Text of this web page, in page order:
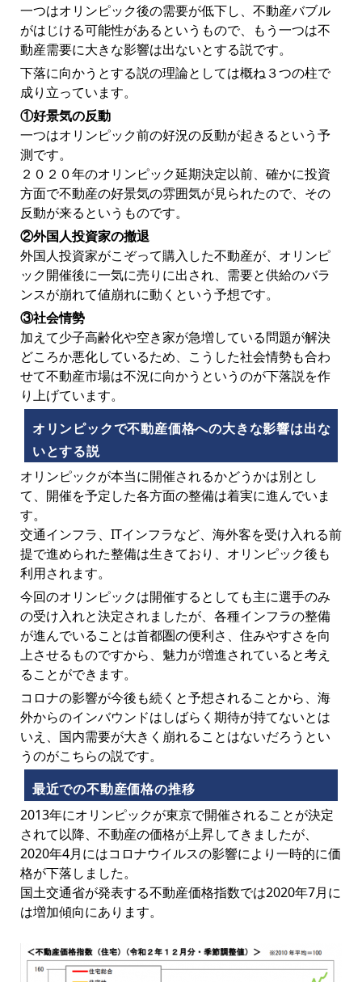
一つはオリンピック後の需要が低下し、不動産バブル
がはじける可能性があるというもので、もう一つは不
動産需要に大きな影響は出ないとする説です。
下落に向かうとする説の理論としては概ね３つの柱で
成り立っています。
①好景気の反動
一つはオリンピック前の好況の反動が起きるという予
測です。
２０２０年のオリンピック延期決定以前、確かに投資
方面で不動産の好景気の雰囲気が見られたので、その
反動が来るというものです。
②外国人投資家の撤退
外国人投資家がこぞって購入した不動産が、オリンピ
ック開催後に一気に売りに出され、需要と供給のバラ
ンスが崩れて値崩れに動くという予想です。
③社会情勢
加えて少子高齢化や空き家が急増している問題が解決
どころか悪化しているため、こうした社会情勢も合わ
せて不動産市場は不況に向かうというのが下落説を作
り上げています。
オリンピックで不動産価格への大きな影響は出な
いとする説
オリンピックが本当に開催されるかどうかは別とし
て、開催を予定した各方面の整備は着実に進んでいま
す。
交通インフラ、ITインフラなど、海外客を受け入れる前
提で進められた整備は生きており、オリンピック後も
利用されます。
今回のオリンピックは開催するとしても主に選手のみ
の受け入れと決定されましたが、各種インフラの整備
が進んでいることは首都圏の便利さ、住みやすさを向
上させるものですから、魅力が増進されていると考え
ることができます。
コロナの影響が今後も続くと予想されることから、海
外からのインバウンドはしばらく期待が持てないとは
いえ、国内需要が大きく崩れることはないだろうとい
うのがこちらの説です。
最近での不動産価格の推移
2013年にオリンピックが東京で開催されることが決定
されて以降、不動産の価格が上昇してきましたが、
2020年4月にはコロナウイルスの影響により一時的に価
格が下落しました。
国土交通省が発表する不動産価格指数では2020年7月に
は増加傾向にあります。